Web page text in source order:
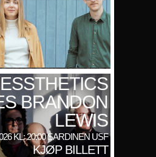
BRANDON
LEWIS
KL: 20:00 SARDINEN USF
KJØP BILLETT